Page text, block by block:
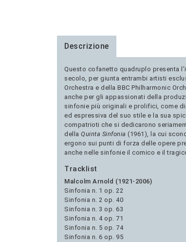
Descrizione
Questo cofanetto quadruplo presenta
secolo, per giunta entrambi artisti
Orchestra e della BBC Philharmonic
anche per gli appassionati della
sinfonie più originali e prolifici, come
ed espressiva del suo stile e la sua
compatrioti che si dedicarono
della Quinta Sinfonia (1961), la cui
ergono sui punti di forza delle opere
anche nelle sinfonie il comico e il
Tracklist
Malcolm Arnold (1921-2006)
Sinfonia n. 1 op. 22
Sinfonia n. 2 op. 40
Sinfonia n. 3 op. 63
Sinfonia n. 4 op. 71
Sinfonia n. 5 op. 74
Sinfonia n. 6 op. 95